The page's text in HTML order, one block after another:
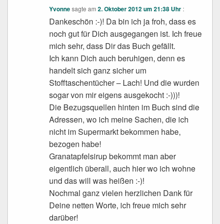
Yvonnesagte am2. Oktober 2012 um 21:38 Uhr :
Dankeschön :-)! Da bin ich ja froh, dass es
noch gut für Dich ausgegangen ist. Ich freue
mich sehr, dass Dir das Buch gefällt.
Ich kann Dich auch beruhigen, denn es
handelt sich ganz sicher um
Stofftaschentücher – Lach! Und die wurden
sogar von mir eigens ausgekocht :-)))!
Die Bezugsquellen hinten im Buch sind die
Adressen, wo ich meine Sachen, die ich
nicht im Supermarkt bekommen habe,
bezogen habe!
Granatapfelsirup bekommt man aber
eigentlich überall, auch hier wo ich wohne
und das will was heißen :-)!
Nochmal ganz vielen herzlichen Dank für
Deine netten Worte, ich freue mich sehr
darüber!